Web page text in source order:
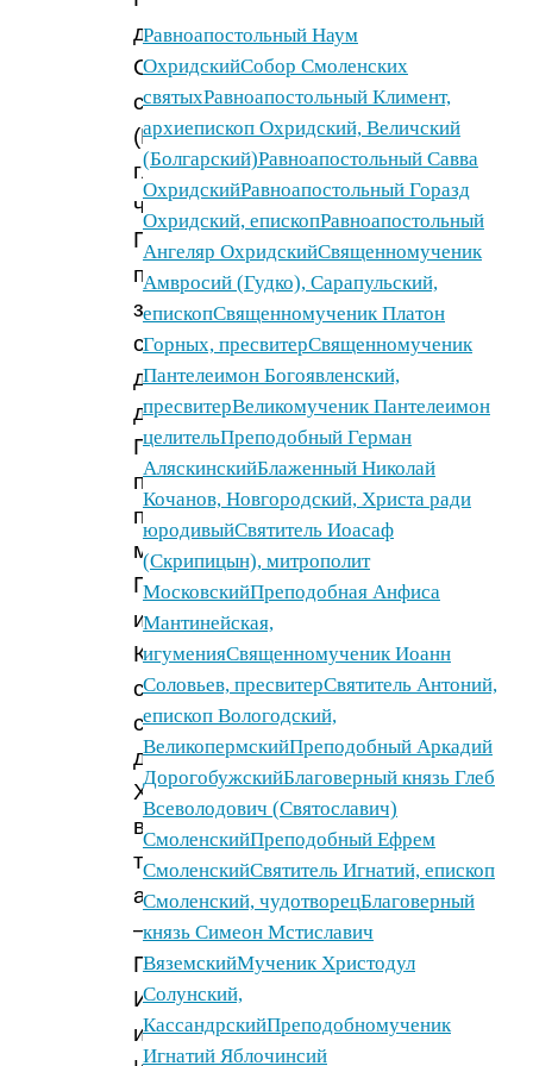
до
Своего
страдания
(Предание
гласит,
что
Преображение
произошло
за
сорок
дней
до
Голгофы,
поэтому
промежуток
между
Преображением
и
Крестовоздвижением
составляет
сорок
дней)
Христос
взял
троих
апостолов
—
Петра,
Иакова
и
Равноапостольный Наум
ОхридскийСобор Смоленских
святыхРавноапостольный Климент,
архиепископ Охридский, Величский
(Болгарский)Равноапостольный Савва
ОхридскийРавноапостольный Горазд
Охридский, епископРавноапостольный
Ангеляр ОхридскийСвященномученик
Амвросий (Гудко), Сарапульский,
епископСвященномученик Платон
Горных, пресвитерСвященномученик
Пантелеимон Богоявленский,
пресвитерВеликомученик Пантелеимон
целительПреподобный Герман
АляскинскийБлаженный Николай
Кочанов, Новгородский, Христа ради
юродивыйСвятитель Иоасаф
(Скрипицын), митрополит
МосковскийПреподобная Анфиса
Мантинейская,
игуменияСвященномученик Иоанн
Соловьев, пресвитерСвятитель Антоний,
епископ Вологодский,
ВеликопермскийПреподобный Аркадий
ДорогобужскийБлаговерный князь Глеб
Всеволодович (Святославич)
СмоленскийПреподобный Ефрем
СмоленскийСвятитель Игнатий, епископ
Смоленский, чудотворецБлаговерный
князь Симеон Мстиславич
ВяземскийМученик Христодул
Солунский,
КассандрскийПреподобномученик
Игнатий Яблочинсий